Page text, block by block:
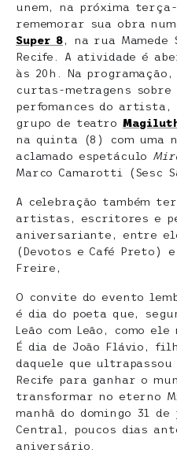
unem, na próxima
rememorar sua obra
Super 8, na rua Mamede
Recife. A atividade é
às 20h. Na
curtas-metragens sobre
perfomances do artista,
grupo de teatro
na quinta (8) com uma
aclamado espetáculo
Marco Camarotti (Sesc
A celebração também
artistas, escritores e
aniversariante, entre
(Devotos e Café Preto)
Freire,
O convite do evento
é dia do poeta que,
Leão com Leão, como
É dia de João Flávio,
daquele que
Recife para ganhar o
transformar no eterno
manhã do domingo 31
Central, poucos dias
aniversário.